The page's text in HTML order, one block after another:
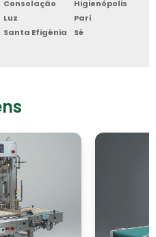
Consolação
Higienópolis
Luz
Pari
Santa Efigênia
Sé